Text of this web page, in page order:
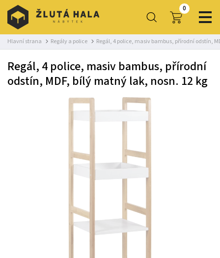
0
Hlavní strana Regály a police Regál, 4 police, masiv bambus, přírodní odstín,
Regál, 4 police, masiv bambus, přírodní
odstín, MDF, bílý matný lak, nosn. 12 kg